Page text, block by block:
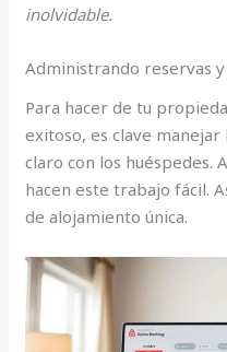
inolvidable.
Administrando reservas y
Para hacer de tu
exitoso, es clave
claro con los huéspedes.
hacen este trabajo fácil.
de alojamiento única.